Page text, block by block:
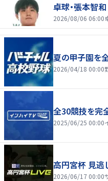
卓球・張本智
2026/08/06 06:00
夏の甲子園を
2026/04/18 00:00
全30競技を完
2025/06/25 00:00
高円宮杯 見逃
2026/06/17 00:00